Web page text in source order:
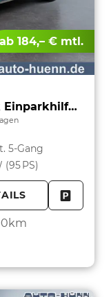
ab 184,– € mtl.
Extra 1,0 TSI Klima SmartLink Einparkhilfe 5J Garantie LED Scheinwerfer Bluetooth
5-Gang
(95 PS)